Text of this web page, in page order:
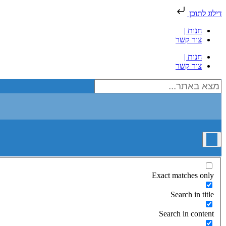
דילוג לתוכן
חנות |
צור קשר
חנות |
צור קשר
Exact matches only
Search in title
Search in content